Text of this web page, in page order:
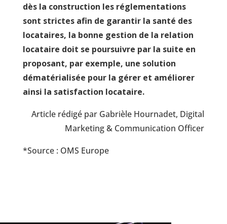
dès la construction les réglementations
sont strictes afin de garantir la santé des
locataires, la bonne gestion de la relation
locataire doit se poursuivre par la suite en
proposant, par exemple, une solution
dématérialisée pour la gérer et améliorer
ainsi la satisfaction locataire.
Article rédigé par Gabrièle Hournadet, Digital
Marketing & Communication Officer
*Source : OMS Europe